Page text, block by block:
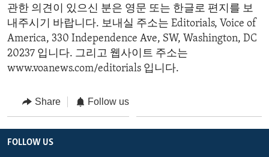
관한 의견이 있으신 분은 영문 또는 한글로 편지를 보
내주시기 바랍니다. 보내실 주소는 Editorials, Voice of
America, 330 Independence Ave, SW, Washington, DC
20237 입니다. 그리고 웹사이트 주소는
www.voanews.com/editorials 입니다.
Share Follow us
FOLLOW US